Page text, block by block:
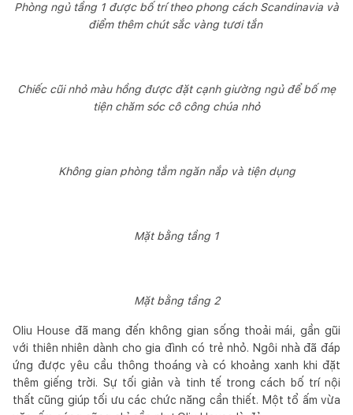
Phòng ngủ tầng 1 được bố trí theo phong cách Scandinavia và
điểm thêm chút sắc vàng tươi tắn
Chiếc cũi nhỏ màu hồng được đặt cạnh giường ngủ để bố mẹ
tiện chăm sóc cô công chúa nhỏ
Không gian phòng tắm ngăn nắp và tiện dụng
Mặt bằng tầng 1
Mặt bằng tầng 2
Oliu House đã mang đến không gian sống thoải mái, gần gũi
với thiên nhiên dành cho gia đình có trẻ nhỏ. Ngôi nhà đã đáp
ứng được yêu cầu thông thoáng và có khoảng xanh khi đặt
thêm giếng trời. Sự tối giản và tinh tế trong cách bố trí nội
thất cũng giúp tối ưu các chức năng cần thiết. Một tổ ấm vừa